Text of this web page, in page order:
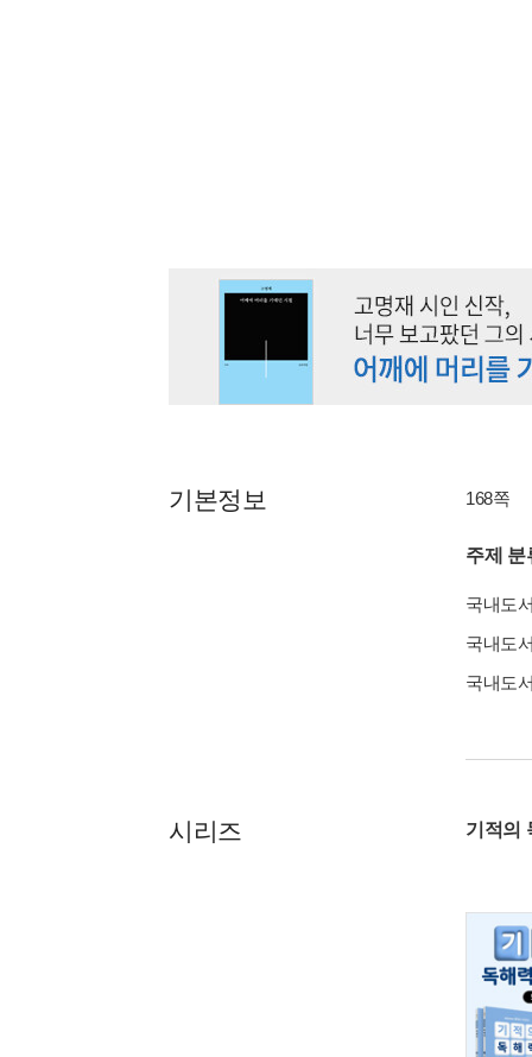
기본정보 168쪽
주제 분
국내도
국내도
국내도
시리즈 기적의